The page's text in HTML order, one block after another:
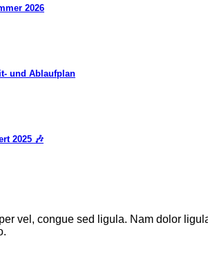
2026
und Ablaufplan
2025 🎶
vel, congue sed ligula. Nam dolor